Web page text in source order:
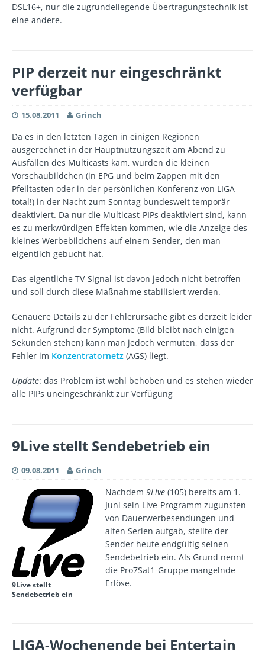
DSL16+, nur die zugrundeliegende Übertragungstechnik ist
eine andere.
PIP derzeit nur eingeschränkt
verfügbar
15.08.2011 Grinch
Da es in den letzten Tagen in einigen Regionen
ausgerechnet in der Hauptnutzungszeit am Abend zu
Ausfällen des Multicasts kam, wurden die kleinen
Vorschaubildchen (in EPG und beim Zappen mit den
Pfeiltasten oder in der persönlichen Konferenz von LIGA
total!) in der Nacht zum Sonntag bundesweit temporär
deaktiviert. Da nur die Multicast-PIPs deaktiviert sind, kann
es zu merkwürdigen Effekten kommen, wie die Anzeige des
kleines Werbebildchens auf einem Sender, den man
eigentlich gebucht hat.
Das eigentliche TV-Signal ist davon jedoch nicht betroffen
und soll durch diese Maßnahme stabilisiert werden.
Genauere Details zu der Fehlerursache gibt es derzeit leider
nicht. Aufgrund der Symptome (Bild bleibt nach einigen
Sekunden stehen) kann man jedoch vermuten, dass der
Fehler im Konzentratornetz (AGS) liegt.
Update: das Problem ist wohl behoben und es stehen wieder
alle PIPs uneingeschränkt zur Verfügung
9Live stellt Sendebetrieb ein
09.08.2011 Grinch
9Live stellt
Sendebetrieb ein
Nachdem 9Live (105) bereits am 1.
Juni sein Live-Programm zugunsten
von Dauerwerbesendungen und
alten Serien aufgab, stellte der
Sender heute endgültig seinen
Sendebetrieb ein. Als Grund nennt
die Pro7Sat1-Gruppe mangelnde
Erlöse.
LIGA-Wochenende bei Entertain